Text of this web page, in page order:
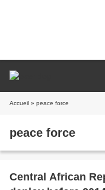
Accueil » peace force
peace force
Central African